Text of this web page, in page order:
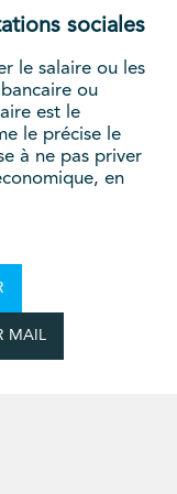
sociales
le salaire ou les
ou
est le
le précise le
à ne pas priver
en
MAIL